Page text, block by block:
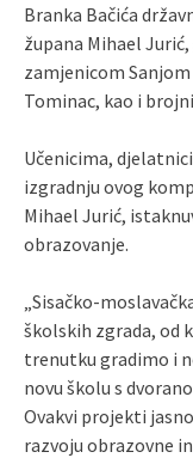
Branka Bačića
župana Mihael
zamjenicom
Tominac, kao i
Učenicima,
izgradnju ovog
Mihael Jurić,
obrazovanje.
„Sisačko-
školskih zgrada, od
trenutku gradimo i
novu školu s
Ovakvi projekti
razvoju obrazovne